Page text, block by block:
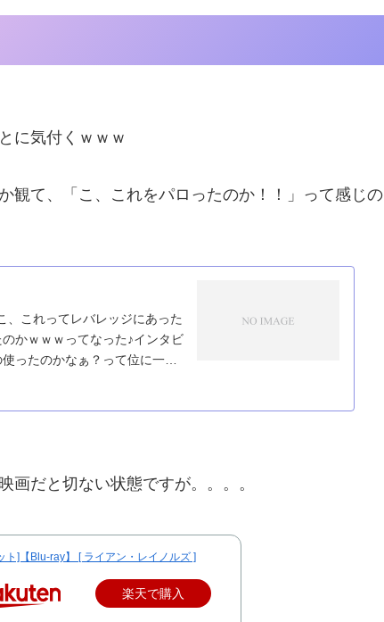
に気付くｗｗｗ
観て、「こ、これをパロったのか！！」って感じの
これってレバレッジにあった
かｗｗｗってなった♪インタビ
ったのかなぁ？って位に一緒
画だと切ない状態ですが。。。。
ト]【Blu-ray】 [ ライアン・レイノルズ ]
楽天で購入